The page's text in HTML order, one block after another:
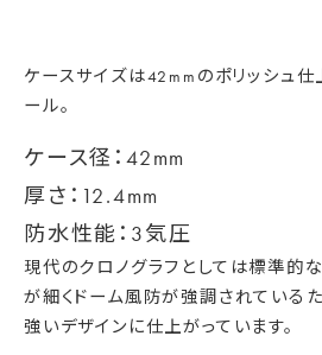
ケースサイズは42mmのポリッシュ
ール。
ケース径：42mm
厚さ：12.4mm
防水性能：3気圧
現代のクロノグラフとしては標準的な
が細くドーム風防が強調されているた
強いデザインに仕上がっています。